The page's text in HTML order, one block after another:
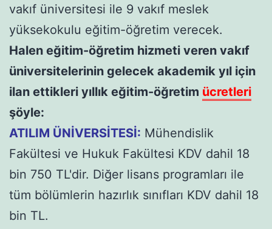
vakıf üniversitesi ile 9 vakıf meslek
yüksekokulu eğitim-öğretim verecek.
Halen eğitim-öğretim hizmeti veren vakıf
üniversitelerinin gelecek akademik yıl için
ilan ettikleri yıllık eğitim-öğretim ücretleri
şöyle:
ATILIM ÜNİVERSİTESİ: Mühendislik
Fakültesi ve Hukuk Fakültesi KDV dahil 18
bin 750 TL'dir. Diğer lisans programları ile
tüm bölümlerin hazırlık sınıfları KDV dahil 18
bin TL.